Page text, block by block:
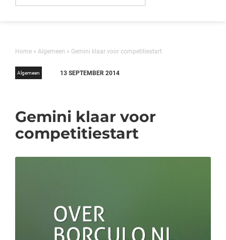
Home» Algemeen » Gemini klaar voor competitiestart
Algemeen 13 SEPTEMBER 2014
Gemini klaar voor
competitiestart